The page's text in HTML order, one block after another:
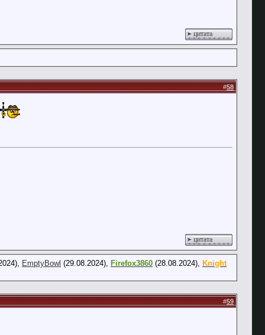
цитата
#58
цитата
EmptyBowl (29.08.2024), Firefox3860 (28.08.2024), Knight
#59